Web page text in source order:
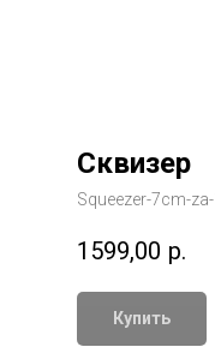
Сквизер
Squeezer-7cm-za-
1599,00 р.
Купить